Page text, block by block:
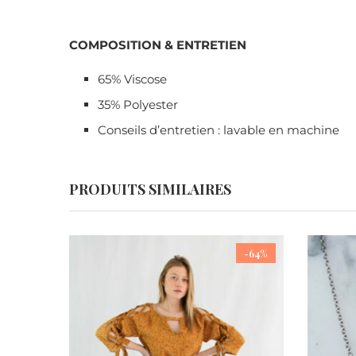
COMPOSITION & ENTRETIEN
65% Viscose
35% Polyester
Conseils d’entretien : lavable en machine
PRODUITS SIMILAIRES
-64%